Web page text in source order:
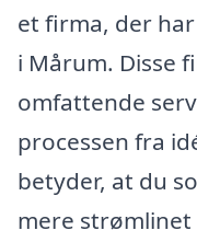
et firma, der
i Mårum. Disse
omfattende
processen fra
betyder, at du
mere